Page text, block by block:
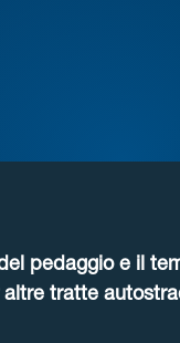
pedaggio e il
tratte